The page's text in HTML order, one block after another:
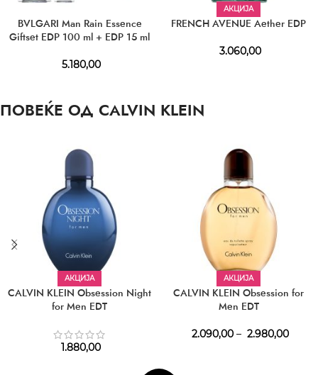
BVLGARI Man Rain Essence
Giftset EDP 100 ml + EDP 15 ml
5.180,00
АКЦИЈА
FRENCH AVENUE Aether EDP
3.060,00
ПОВЕЌЕ ОД CALVIN KLEIN
АКЦИЈА
CALVIN KLEIN Obsession Night
for Men EDT
1.880,00
АКЦИЈА
CALVIN KLEIN Obsession for
Men EDT
2.090,00 – 2.980,00